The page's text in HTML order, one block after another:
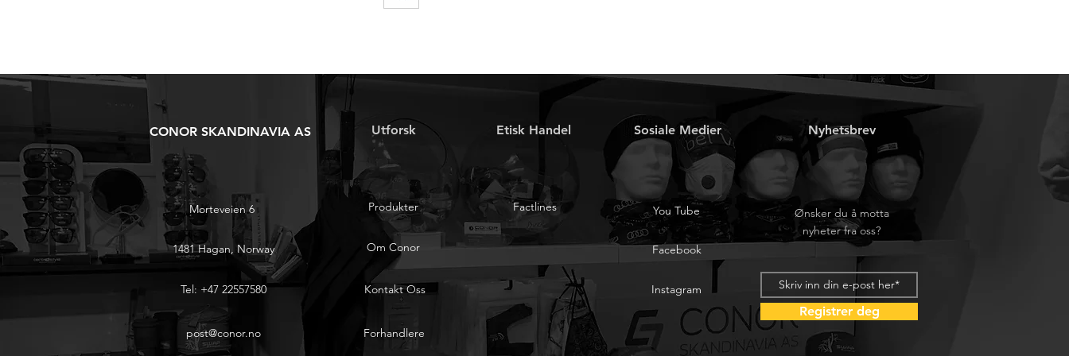
CONOR SKANDINAVIA AS Utforsk Etisk Handel Sosiale Medier Nyhetsbrev
Morteveien 6
1481 Hagan, Norway
Tel: +47 22557580
post@conor.no
Produkter Factlines
Om Conor
Kontakt Oss
Forhandlere
You Tube
Facebook
Instagram
Ønsker du å motta
nyheter fra oss?
Registrer deg